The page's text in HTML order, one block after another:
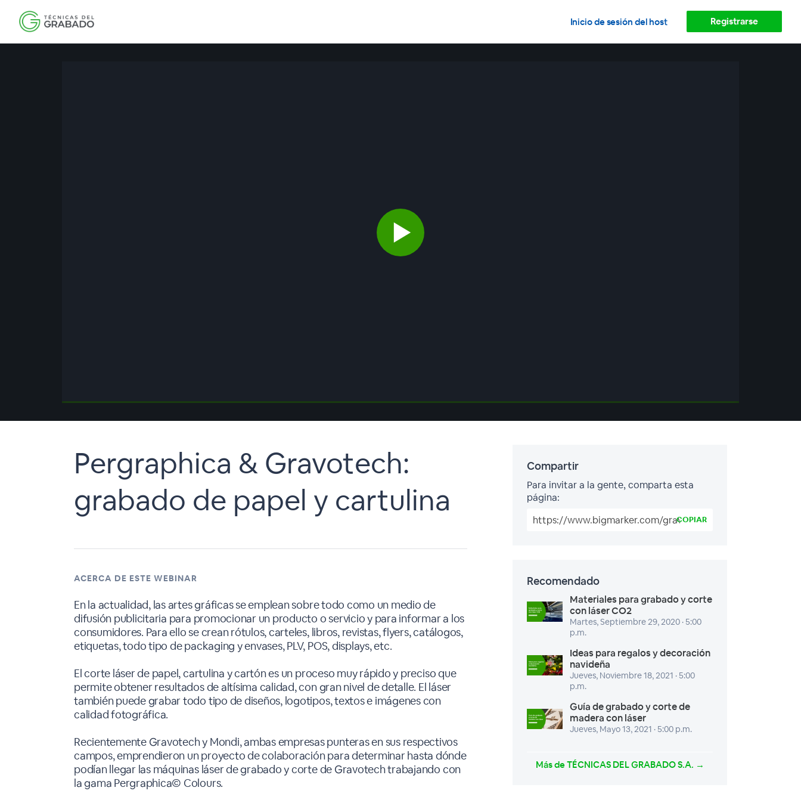
Inicio de sesión del host Registrarse
Pergraphica & Gravotech:
grabado de papel y cartulina
ACERCA DE ESTE WEBINAR
En la actualidad, las artes gráficas se emplean sobre todo como un medio de
difusión publicitaria para promocionar un producto o servicio y para informar a los
consumidores. Para ello se crean rótulos, carteles, libros, revistas, flyers, catálogos,
etiquetas, todo tipo de packaging y envases, PLV, POS, displays, etc.
El corte láser de papel, cartulina y cartón es un proceso muy rápido y preciso que
permite obtener resultados de altísima calidad, con gran nivel de detalle. El láser
también puede grabar todo tipo de diseños, logotipos, textos e imágenes con
calidad fotográfica.
Recientemente Gravotech y Mondi, ambas empresas punteras en sus respectivos
campos, emprendieron un proyecto de colaboración para determinar hasta dónde
podían llegar las máquinas láser de grabado y corte de Gravotech trabajando con
la gama Pergraphica© Colours.
Compartir
Para invitar a la gente, comparta esta
página:
COPIAR
Recomendado
Materiales para grabado y corte
con láser CO2
Martes, Septiembre 29, 2020 · 5:00
p.m.
Ideas para regalos y decoración
navideña
Jueves, Noviembre 18, 2021 · 5:00
p.m.
Guía de grabado y corte de
madera con láser
Jueves, Mayo 13, 2021 · 5:00 p.m.
Más de TÉCNICAS DEL GRABADO S.A. →